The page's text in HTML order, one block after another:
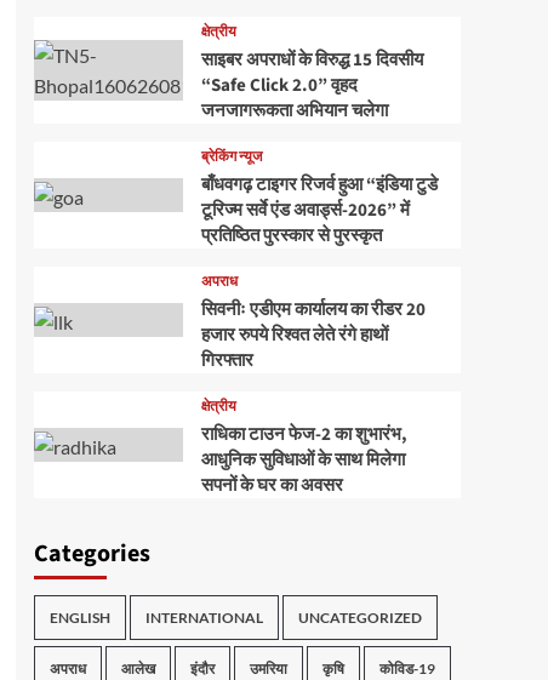
क्षेत्रीय
साइबर अपराधों के विरुद्ध 15 दिवसीय
“Safe Click 2.0” वृहद
जनजागरूकता अभियान चलेगा
ब्रेकिंग न्यूज
बाँधवगढ़ टाइगर रिजर्व हुआ “इंडिया टुडे
टूरिज्म सर्वे एंड अवार्ड्स-2026” में
प्रतिष्ठित पुरस्कार से पुरस्कृत
अपराध
सिवनीः एडीएम कार्यालय का रीडर 20
हजार रुपये रिश्वत लेते रंगे हाथों
गिरफ्तार
क्षेत्रीय
राधिका टाउन फेज-2 का शुभारंभ,
आधुनिक सुविधाओं के साथ मिलेगा
सपनों के घर का अवसर
Categories
ENGLISH INTERNATIONAL UNCATEGORIZED
अपराध आलेख इंदौर उमरिया कृषि कोविड-19